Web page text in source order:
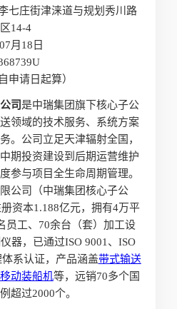
七庄街津涞道与规划秀川路
14-4
月18日
申请日起算）
司是中瑞集团旗下核心子公
领域的技术服务、系统方案
。公司立足天津辐射全国，
期投资建设到后期运营维护
参与项目全生命周期管理。
公司（中瑞集团核心子公
资本1.188亿元，拥有4万平
员工、70余台（套）加工设
器，已通过ISO 9001、ISO
系认证，产品涵盖带式输送
移动装船机等，远销70多个国
超过2000个。